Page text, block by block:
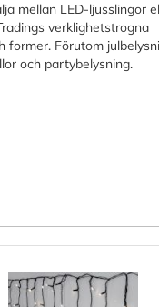
mellan LED-ljusslingor
verklighetstrogna
former. Förutom
och partybelysning.